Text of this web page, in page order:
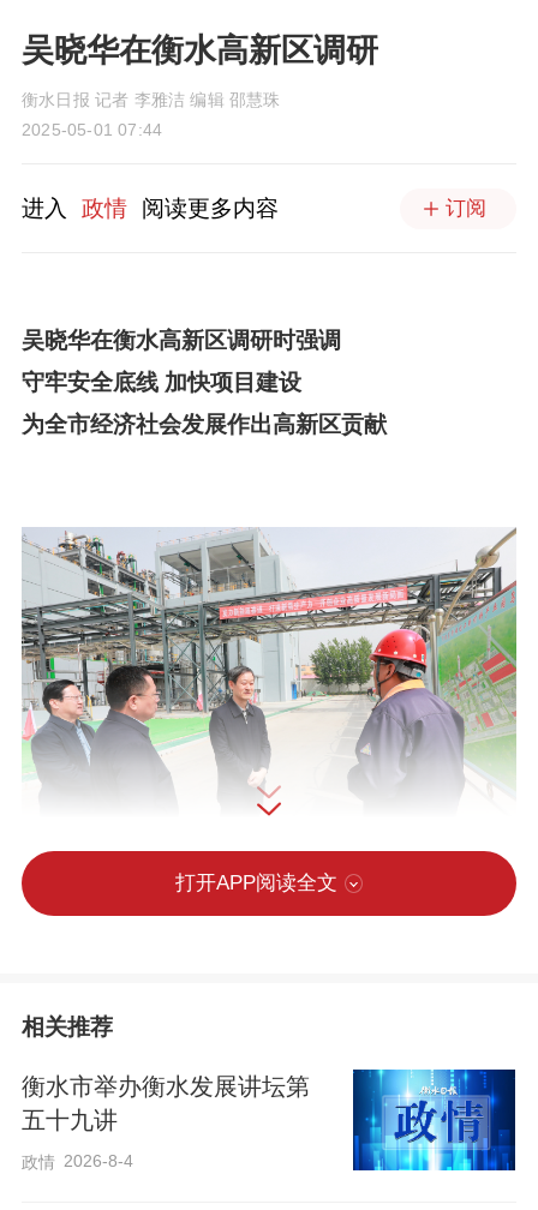
吴晓华在衡水高新区调研
衡水日报 记者 李雅洁 编辑 邵慧珠
2025-05-01 07:44
进入 政情 阅读更多内容 订阅
吴晓华在衡水高新区调研时强调
守牢安全底线 加快项目建设
为全市经济社会发展作出高新区贡献
打开APP阅读全文
相关推荐
衡水市举办衡水发展讲坛第
五十九讲
政情 2026-8-4